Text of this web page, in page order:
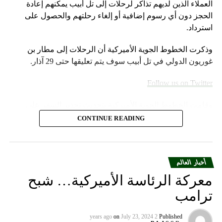
DON'T MISS
بايدن: من حق إسرائيل القيام بكل ما يلزم!
العملاء الذين لديهم تذاكر لرحلات إلى تل أبيب يمكنهم إعادة
الحجز دون أي رسوم إضافية أو إلغاء رحلتهم والحصول على
استرداد.
وذكرت الخطوط الجوية الأميركية أن الرحلات إلى مطار بن
غوريون الدولي في تل أبيب سوف يتم تعليقها حتى 29 آذار.
Follow us on Twitter
موقعها الإلكتروني خلال عطلة نهاية الأسبوع.
والمدن الأوروبية التي تقدم خدماتها إلى الولايات المتحدة”.
ومددت شركة دلتا إيرلاينز تعليق رحلاتها إلى إسرائيل حتى 30
خدماتها إلى أجل غير مسمى.
CONTINUE READING
أخبار العالم
معركة الرئاسة الأميركية… شبح
ترامب
Published
2 years ago
on July 23, 2024